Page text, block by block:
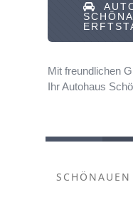
Mit freundlichen
Ihr Autohaus
SCHÖNAUEN